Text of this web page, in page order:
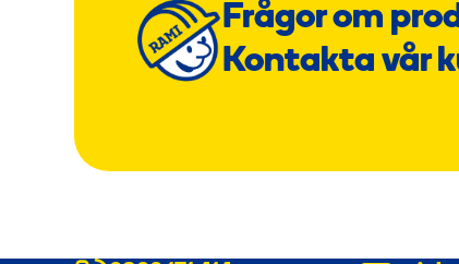
Frågor om
Kontakta vår